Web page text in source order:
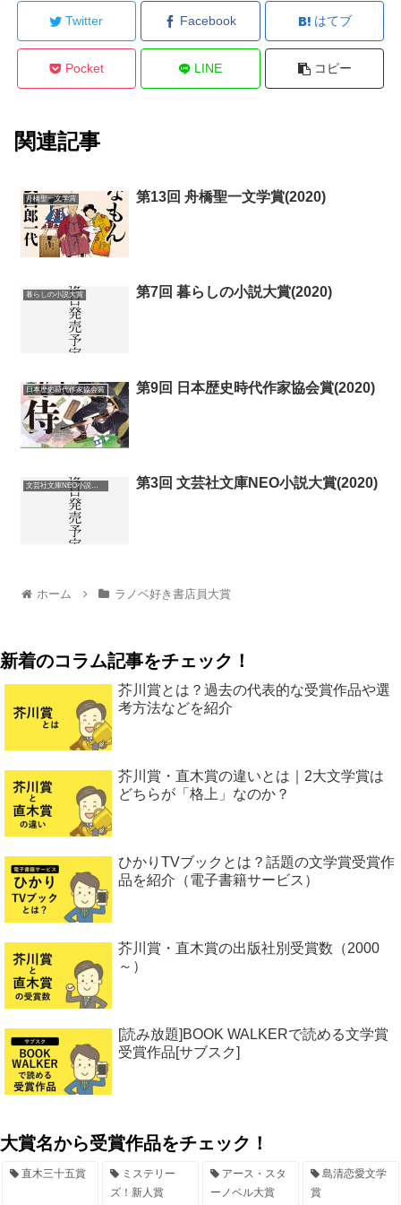
Twitter Facebook はてブ
Pocket LINE コピー
関連記事
舟橋聖一文学賞 第13回 舟橋聖一文学賞(2020)
暮らしの小説大賞 第7回 暮らしの小説大賞(2020)
日本歴史時代作家協会賞 第9回 日本歴史時代作家協会賞(2020)
第3回 文芸社文庫NEO小説大賞(2020)
ホーム ラノベ好き書店員大賞
新着のコラム記事をチェック！
芥川賞とは？過去の代表的な受賞作品や選
考方法などを紹介
芥川賞・直木賞の違いとは｜2大文学賞は
どちらが「格上」なのか？
ひかりTVブックとは？話題の文学賞受賞作
品を紹介（電子書籍サービス）
芥川賞・直木賞の出版社別受賞数（2000
～）
[読み放題]BOOK WALKERで読める文学賞
受賞作品[サブスク]
大賞名から受賞作品をチェック！
直木三十五賞
ミステリー
ズ！新人賞
アース・スタ
ーノベル大賞
島清恋愛文学
賞